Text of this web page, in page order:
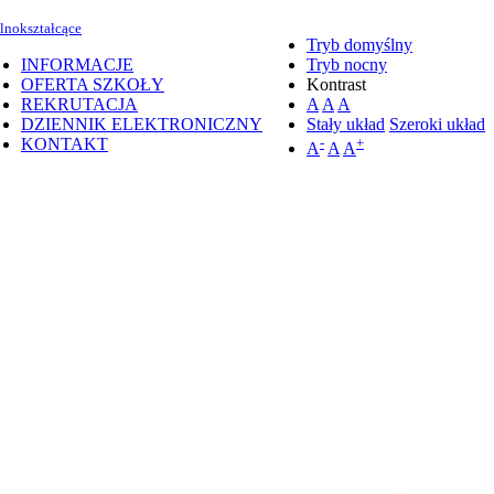
Tryb domyślny
Tryb nocny
Kontrast
A A A
Stały układ Szeroki układ
A- A A+
INFORMACJE
OFERTA SZKOŁY
REKRUTACJA
DZIENNIK ELEKTRONICZNY
KONTAKT